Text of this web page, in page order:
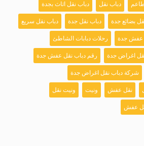
دباب نقل دباب نقل اثاث بجدة
بضائع جدة دباب نقل جدة دباب نقل سريع
عفش جدة رحلات دبابات الشاطئ
اغراض جدة رقم دباب نقل عفش جدة
شركة دباب نقل اغراض جدة
نقل عفش ونيت ونيت نقل
عفش